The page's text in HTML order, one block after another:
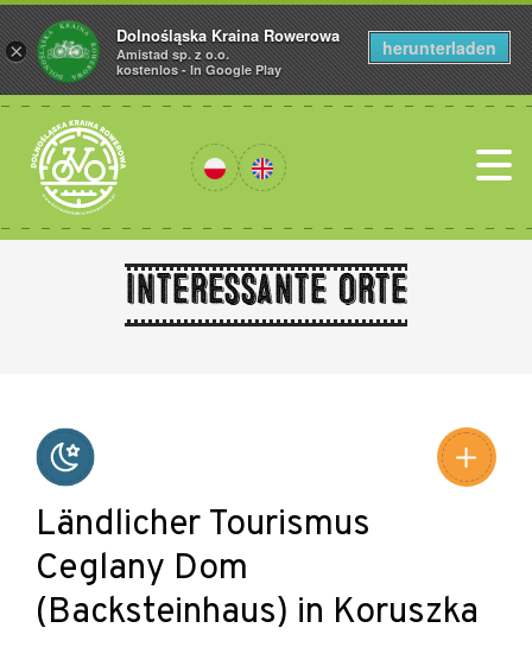
Interessante Orte
Ländlicher Tourismus
Ceglany Dom
(Backsteinhaus) in Koruszka
×
Dolnośląska Kraina Rowerowa
Amistad sp. z o.o.
kostenlos - In Google Play
herunterladen